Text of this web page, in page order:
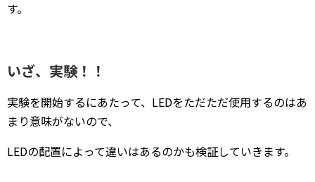
す。
いざ、実験！！
実験を開始するにあたって、LEDをただただ使用するのはあ
まり意味がないので、
LEDの配置によって違いはあるのかも検証していきます。